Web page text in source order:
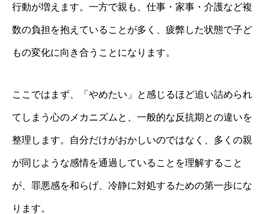
行動が増えます。一方で親も、仕事・家事・介護など複
数の負担を抱えていることが多く、疲弊した状態で子ど
もの変化に向き合うことになります。
ここではまず、「やめたい」と感じるほど追い詰められ
てしまう心のメカニズムと、一般的な反抗期との違いを
整理します。自分だけがおかしいのではなく、多くの親
が同じような感情を通過していることを理解すること
が、罪悪感を和らげ、冷静に対処するための第一歩にな
ります。